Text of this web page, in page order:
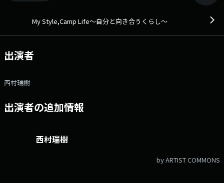
My Style,Camp Life～自分と向き合うくらし～
出演者
西村瑞樹
出演者の追加情報
西村瑞樹
by ARTIST COMMONS